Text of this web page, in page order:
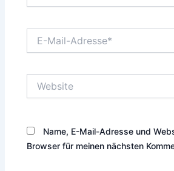
Mail-
Name, E-Mail-Adresse und
Browser für meinen nächsten